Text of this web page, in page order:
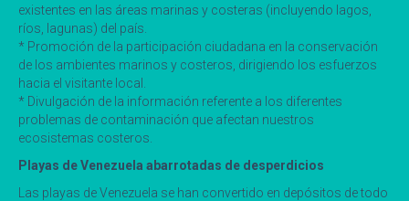
existentes en las áreas marinas y costeras (incluyendo lagos,
ríos, lagunas) del país.
* Promoción de la participación ciudadana en la conservación
de los ambientes marinos y costeros, dirigiendo los esfuerzos
hacia el visitante local.
* Divulgación de la información referente a los diferentes
problemas de contaminación que afectan nuestros
ecosistemas costeros.
Playas de Venezuela abarrotadas de desperdicios
Las playas de Venezuela se han convertido en depósitos de todo